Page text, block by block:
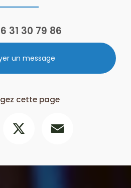
31 30 79 86
un message
cette page